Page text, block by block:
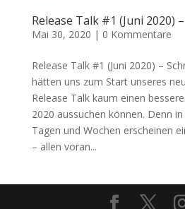
Release Talk #1 (Juni 2020)
Mai 30, 2020 | 0 Kommentare
Release Talk #1 (Juni 2020) –
hätten uns zum Start unseres
Release Talk kaum einen
2020 aussuchen können. Denn
Tagen und Wochen erscheinen
– allen voran...